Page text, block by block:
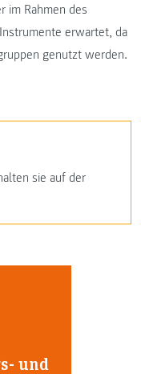
und
im Rahmen des
erwartet, da
genutzt werden.
sie auf der